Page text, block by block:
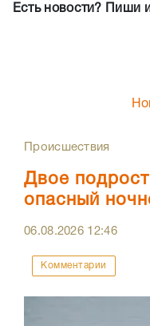
Есть новости? Пиши
Происшествия
Двое
опасный
06.08.2026 12:46
Комментарии